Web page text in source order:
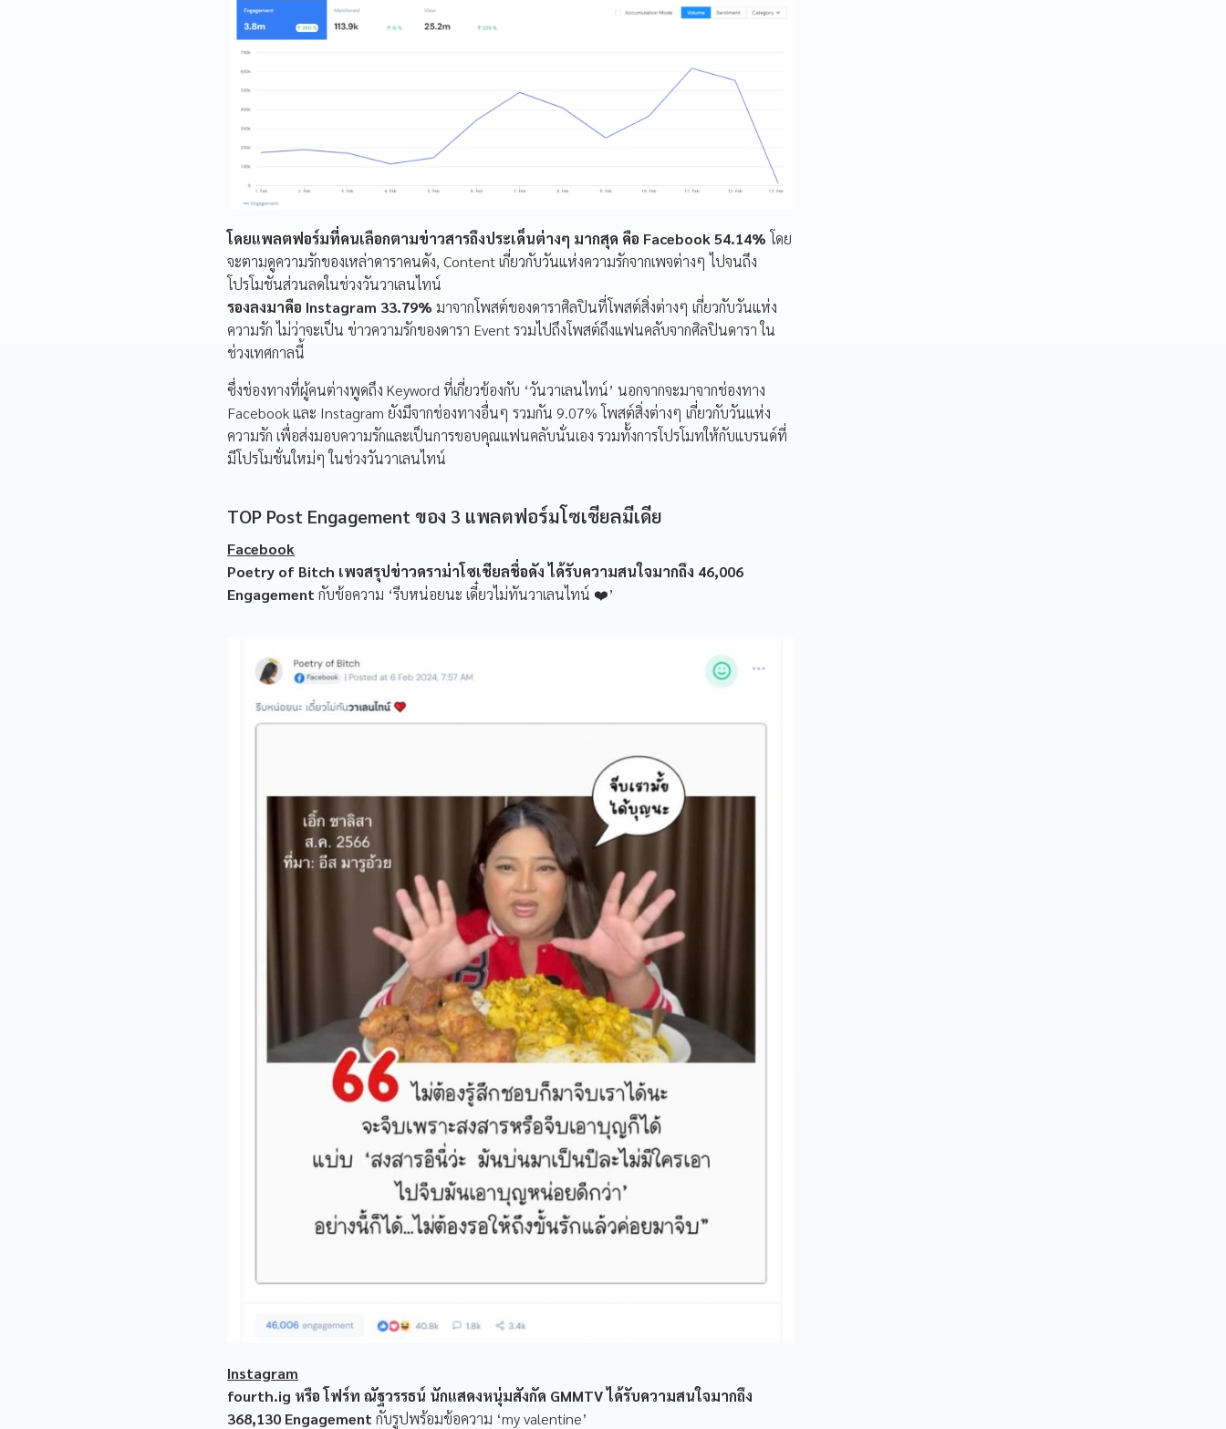
โดยแพลตฟอร์มที่คนเลือกตามข่าวสารถึงประเด็นต่างๆ มากสุด คือ Facebook 54.14% โดย
จะตามดูความรักของเหล่าดาราคนดัง, Content เกี่ยวกับวันแห่งความรักจากเพจต่างๆ ไปจนถึง
โปรโมชันส่วนลดในช่วงวันวาเลนไทน์
รองลงมาคือ Instagram 33.79% มาจากโพสต์ของดาราศิลปินที่โพสต์สิ่งต่างๆ เกี่ยวกับวันแห่ง
ความรัก ไม่ว่าจะเป็น ข่าวความรักของดารา Event รวมไปถึงโพสต์ถึงแฟนคลับจากศิลปินดารา ใน
ช่วงเทศกาลนี้
ซึ่งช่องทางที่ผู้คนต่างพูดถึง Keyword ที่เกี่ยวข้องกับ ‘วันวาเลนไทน์’ นอกจากจะมาจากช่องทาง
Facebook และ Instagram ยังมีจากช่องทางอื่นๆ รวมกัน 9.07% โพสต์สิ่งต่างๆ เกี่ยวกับวันแห่ง
ความรัก เพื่อส่งมอบความรักและเป็นการขอบคุณแฟนคลับนั่นเอง รวมทั้งการโปรโมทให้กับแบรนด์ที่
มีโปรโมชั่นใหม่ๆ ในช่วงวันวาเลนไทน์
TOP Post Engagement ของ 3 แพลตฟอร์มโซเชียลมีเดีย
Facebook
Poetry of Bitch เพจสรุปข่าวดราม่าโซเชียลชื่อดัง ได้รับความสนใจมากถึง 46,006
Engagement กับข้อความ ‘รีบหน่อยนะ เดี๋ยวไม่ทันวาเลนไทน์ ❤️’
Instagram
fourth.ig หรือ โฟร์ท ณัฐวรรธน์ นักแสดงหนุ่มสังกัด GMMTV ได้รับความสนใจมากถึง
368,130 Engagement กับรูปพร้อมข้อความ ‘my valentine’